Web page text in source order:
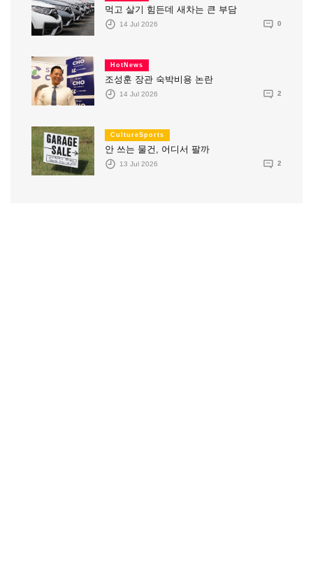
먹고 살기 힘든데 새차는 큰 부담
14 Jul 2026 0
HotNews
조성훈 장관 숙박비용 논란
14 Jul 2026 2
CultureSports
안 쓰는 물건, 어디서 팔까
13 Jul 2026 2